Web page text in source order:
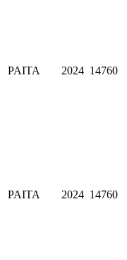
PAITA 2024 14760
PAITA 2024 14760